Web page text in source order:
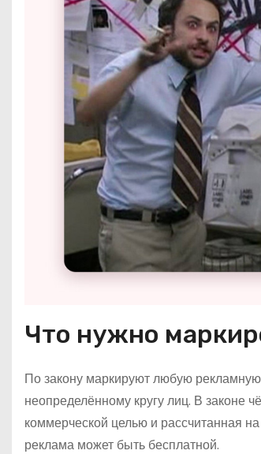
Что нужно
По закону маркируют любую
неопределённому кругу лиц. В законе
коммерческой целью и рассчитанная
реклама может быть бесплатной.